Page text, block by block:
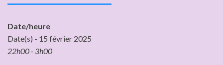
Date/heure
Date(s) - 15 février 2025
22h00 - 3h00